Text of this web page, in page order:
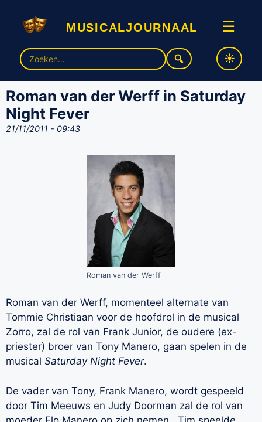
musicaljournaal ☰
Zoek
naar:
Roman van der Werff in Saturday
Night Fever
21/11/2011 - 09:43
Roman van der Werff
Roman van der Werff, momenteel alternate van
Tommie Christiaan voor de hoofdrol in de musical
Zorro, zal de rol van Frank Junior, de oudere (ex-
priester) broer van Tony Manero, gaan spelen in de
musical Saturday Night Fever.
De vader van Tony, Frank Manero, wordt gespeeld
door Tim Meeuws en Judy Doorman zal de rol van